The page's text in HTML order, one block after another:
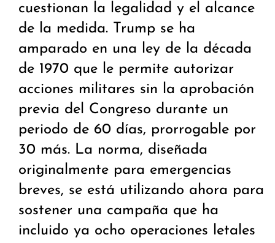
cuestionan la legalidad y el alcance
de la medida. Trump se ha
amparado en una ley de la década
de 1970 que le permite autorizar
acciones militares sin la aprobación
previa del Congreso durante un
periodo de 60 días, prorrogable por
30 más. La norma, diseñada
originalmente para emergencias
breves, se está utilizando ahora para
sostener una campaña que ha
incluido ya ocho operaciones letales